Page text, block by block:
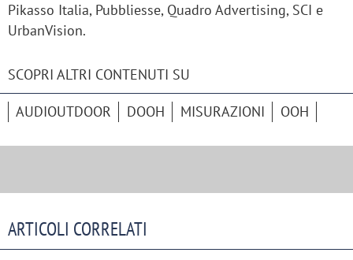
Pikasso Italia, Pubbliesse, Quadro Advertising, SCI e
UrbanVision.
SCOPRI ALTRI CONTENUTI SU
AUDIOUTDOOR DOOH MISURAZIONI OOH
ARTICOLI CORRELATI